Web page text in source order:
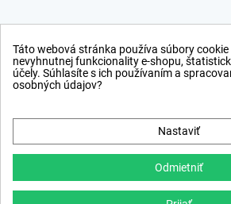
Táto webová stránka používa súbory cookie
nevyhnutnej funkcionality e-shopu,
účely. Súhlasíte s ich používaním a
osobných údajov?
Nastaviť
Odmietniť